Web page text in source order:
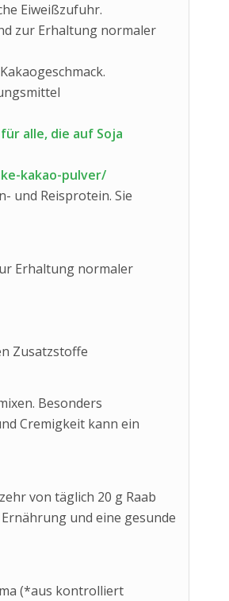
Eiweißzufuhr.
zur Erhaltung normaler
alle, die auf Soja
kakao-pulver/
und Reisprotein. Sie
Erhaltung normaler
Zusatzstoffe
Besonders
Cremigkeit kann ein
von täglich 20 g Raab
und eine gesunde
(*aus kontrolliert